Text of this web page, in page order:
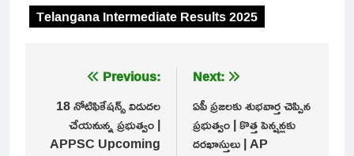
Telangana Intermediate Results 2025
navigation
Previous:
18 నోటిఫికేషన్స్ విడుదల
చేయనున్న ప్రభుత్వం |
APPSC Upcoming
Next:
ఏపీ ప్రజలకు శుభవార్త చెప్పిన
ప్రభుత్వం | కొత్త పెన్షన్లకు
దరఖాస్తులు | AP